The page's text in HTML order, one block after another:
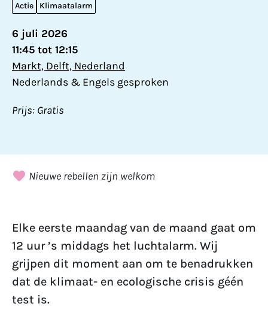
Actie Klimaatalarm
6 juli 2026
11:45 tot 12:15
Markt, Delft, Nederland
Nederlands & Engels gesproken
Prijs: Gratis
Nieuwe rebellen zijn welkom
Elke eerste maandag van de maand gaat om
12 uur ’s middags het luchtalarm. Wij
grijpen dit moment aan om te benadrukken
dat de klimaat- en ecologische crisis géén
test is.